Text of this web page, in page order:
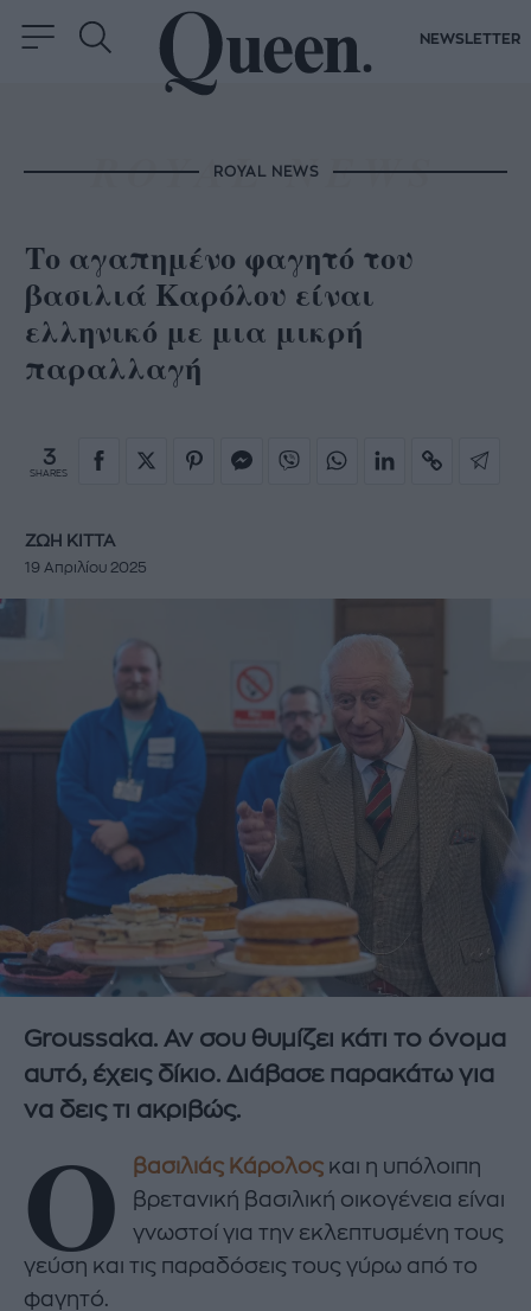
NEWSLETTER
ROYAL NEWS
Το αγαπημένο φαγητό του
βασιλιά Καρόλου είναι
ελληνικό με μια μικρή
παραλλαγή
3
SHARES
ΖΩΗ ΚΙΤΤΑ
19 Απριλίου 2025
Groussaka. Αν σου θυμίζει κάτι το όνομα
αυτό, έχεις δίκιο. Διάβασε παρακάτω για
να δεις τι ακριβώς.
Ο βασιλιάς Κάρολος και η υπόλοιπη
βρετανική βασιλική οικογένεια είναι
γνωστοί για την εκλεπτυσμένη τους
γεύση και τις παραδόσεις τους γύρω από το
φαγητό.